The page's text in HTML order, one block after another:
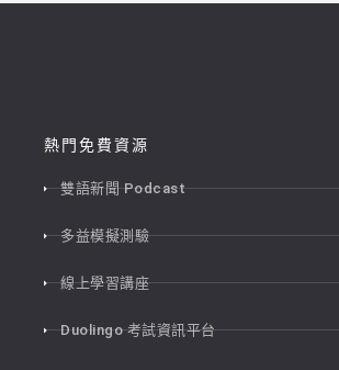
熱門免費資源
雙語新聞 Podcast
多益模擬測驗
線上學習講座
Duolingo 考試資訊平台